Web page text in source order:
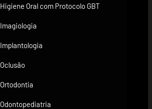
Higiene Oral com Protocolo GBT
Imagiologia
Implantologia
Oclusão
Ortodontia
Odontopediatria